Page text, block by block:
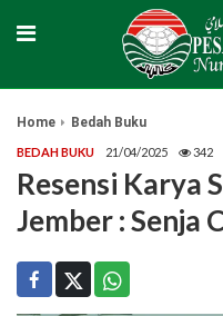
Home Bedah Buku
BEDAH BUKU 21/04/2025 342
Resensi Karya
Jember : Senja